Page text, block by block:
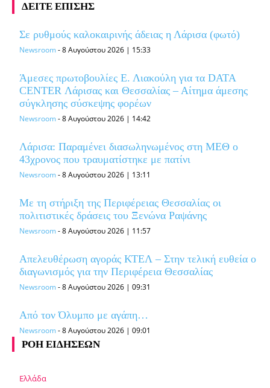
ΔΕΙΤΕ ΕΠΙΣΗΣ
Σε ρυθμούς καλοκαιρινής άδειας η Λάρισα (φωτό)
Newsroom-8 Αυγούστου 2026 | 15:33
Άμεσες πρωτοβουλίες Ε. Λιακούλη για τα DATA
CENTER Λάρισας και Θεσσαλίας – Αίτημα άμεσης
σύγκλησης σύσκεψης φορέων
Newsroom-8 Αυγούστου 2026 | 14:42
Λάρισα: Παραμένει διασωληνωμένος στη ΜΕΘ o
43χρονος που τραυματίστηκε με πατίνι
Newsroom-8 Αυγούστου 2026 | 13:11
Με τη στήριξη της Περιφέρειας Θεσσαλίας οι
πολιτιστικές δράσεις του Ξενώνα Ραψάνης
Newsroom-8 Αυγούστου 2026 | 11:57
Απελευθέρωση αγοράς ΚΤΕΛ – Στην τελική ευθεία o
διαγωνισμός για την Περιφέρεια Θεσσαλίας
Newsroom-8 Αυγούστου 2026 | 09:31
Από τον Όλυμπο με αγάπη…
Newsroom-8 Αυγούστου 2026 | 09:01
ΡΟΗ ΕΙΔΗΣΕΩΝ
Ελλάδα